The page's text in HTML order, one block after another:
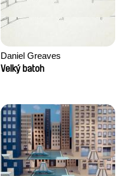
Daniel Greaves
Velký batoh